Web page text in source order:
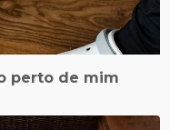
perto de mim